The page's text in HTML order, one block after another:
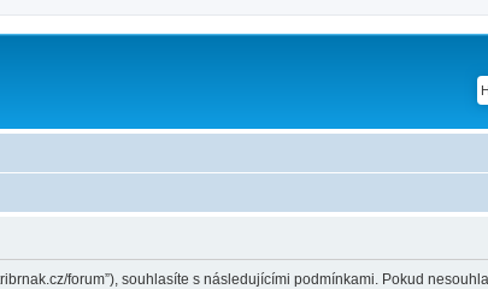
forum”), souhlasíte s následujícími podmínkami. Pokud